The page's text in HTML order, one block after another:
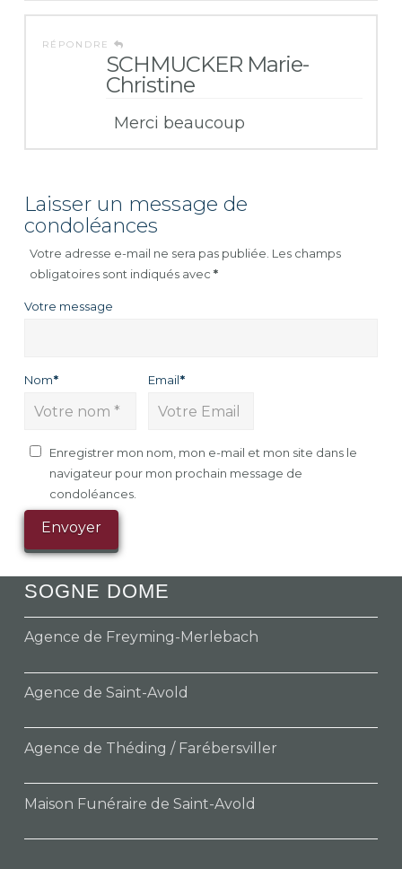
RÉPONDRE
SCHMUCKER Marie-
Christine
Merci beaucoup
Laisser un message de
condoléances
Votre adresse e-mail ne sera pas publiée. Les champs
obligatoires sont indiqués avec*
Votre message
Nom* Email*
Enregistrer mon nom, mon e-mail et mon site dans le
navigateur pour mon prochain message de
condoléances.
SOGNE DOME
Agence de Freyming-Merlebach
Agence de Saint-Avold
Agence de Théding / Farébersviller
Maison Funéraire de Saint-Avold